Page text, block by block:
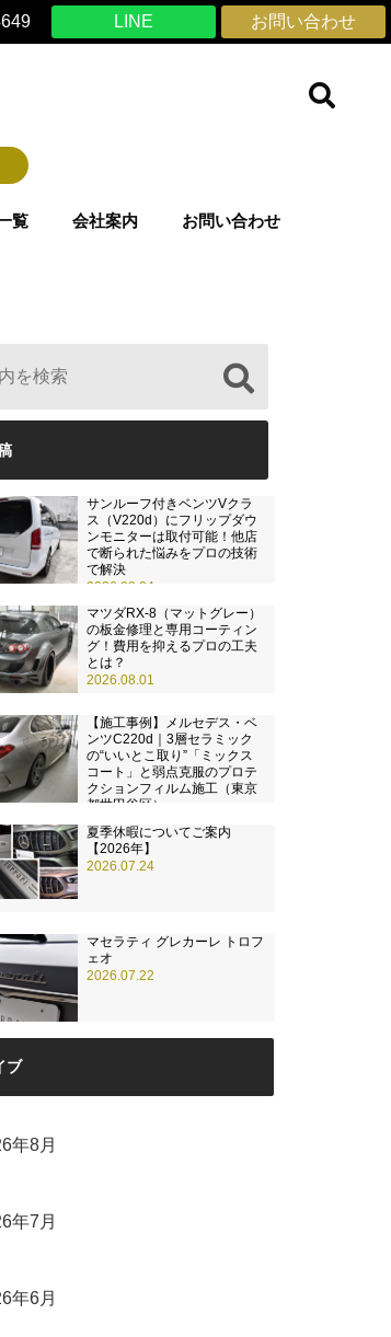
お問い合わせ
LINE
覧 会社案内 お問い合わせ
サンルーフ付きベンツVクラ
ス（V220d）にフリップダウ
ンモニターは取付可能！他店
で断られた悩みをプロの技術
で解決
2026.08.04
マツダRX-8（マットグレー）
の板金修理と専用コーティン
グ！費用を抑えるプロの工夫
とは？
2026.08.01
【施工事例】メルセデス・ベ
ンツC220d｜3層セラミック
の“いいとこ取り”「ミックス
コート」と弱点克服のプロテ
クションフィルム施工（東京
都世田谷区）
夏季休暇についてご案内
【2026年】
2026.07.24
マセラティ グレカーレ トロフ
ェオ
2026.07.22
ブ
年8月
年7月
年6月